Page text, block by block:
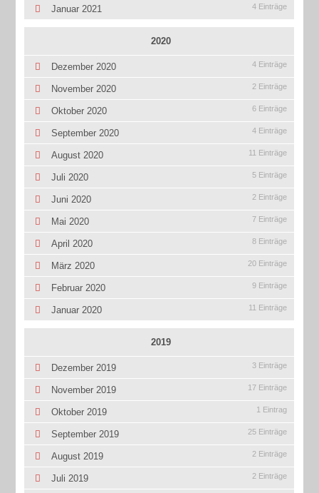
Januar 2021 4 Einträge
2020
Dezember 2020 4 Einträge
November 2020 2 Einträge
Oktober 2020 6 Einträge
September 2020 4 Einträge
August 2020 11 Einträge
Juli 2020 5 Einträge
Juni 2020 2 Einträge
Mai 2020 7 Einträge
April 2020 8 Einträge
März 2020 20 Einträge
Februar 2020 9 Einträge
Januar 2020 11 Einträge
2019
Dezember 2019 3 Einträge
November 2019 17 Einträge
Oktober 2019 1 Eintrag
September 2019 25 Einträge
August 2019 2 Einträge
Juli 2019 2 Einträge